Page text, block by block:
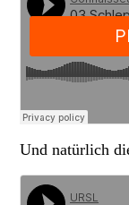
Und natürlich